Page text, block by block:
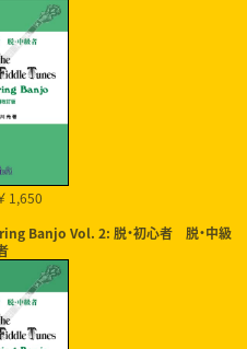
1,650
Banjo Vol. 2: 脱・初心者 脱・中級